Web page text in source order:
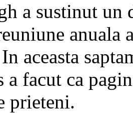
a sustinut un
aceasta
a facut ca
prieteni.